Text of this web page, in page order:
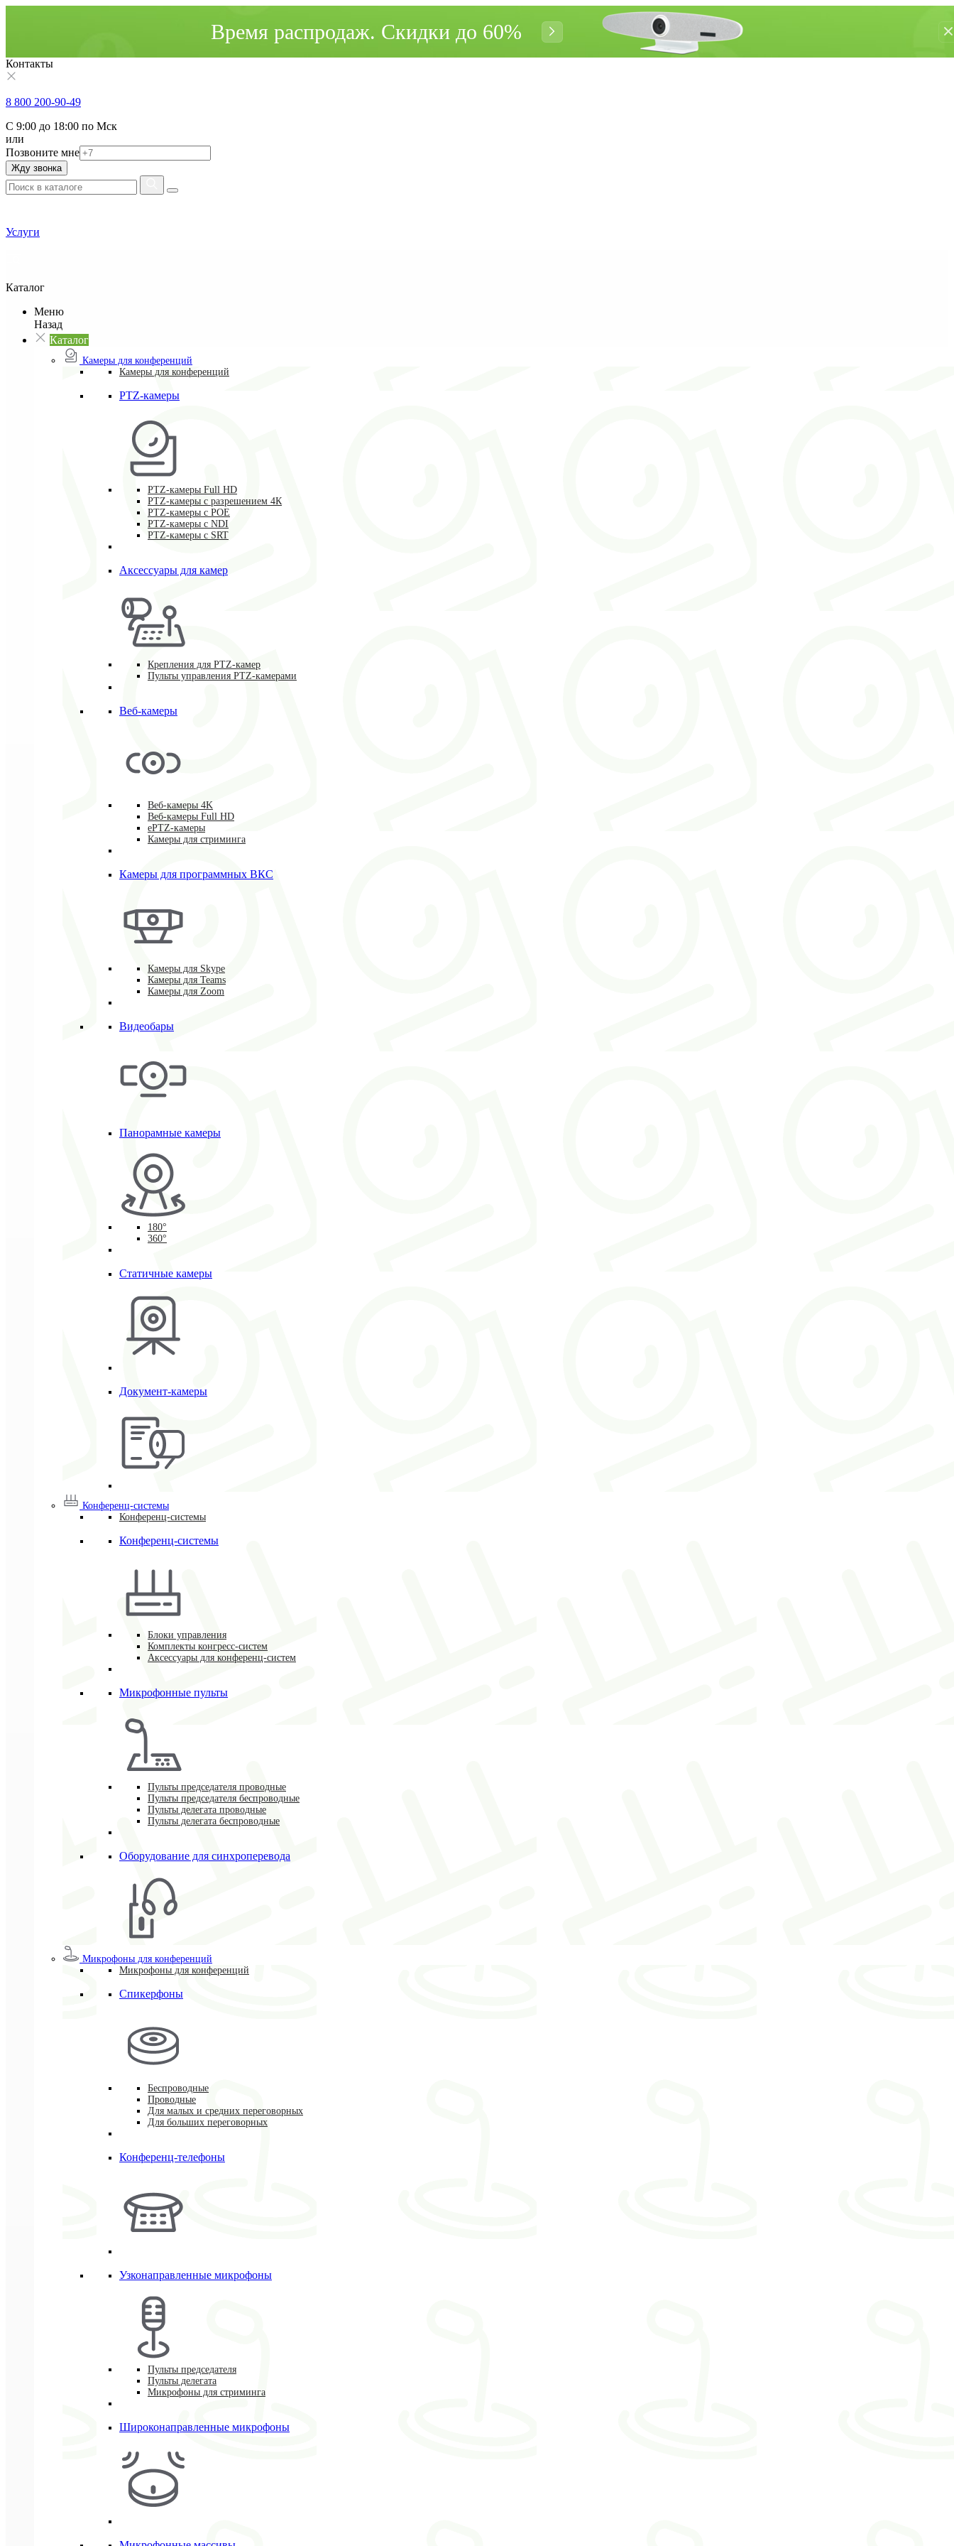
Время распродаж. Cкидки до 60%
Контакты
8 800 200-90-49
С 9:00 до 18:00 по Мск
или
Позвоните мне
Жду звонка
Услуги
Каталог
Меню
Назад
Каталог
Камеры для конференций
Камеры для конференций
PTZ-камеры
PTZ-камеры Full HD
PTZ-камеры с разрешением 4К
PTZ-камеры с POE
PTZ-камеры c NDI
PTZ-камеры с SRT
Аксессуары для камер
Крепления для PTZ-камер
Пульты управления PTZ-камерами
Веб-камеры
Веб-камеры 4K
Веб-камеры Full HD
ePTZ-камеры
Камеры для стриминга
Камеры для программных ВКС
Камеры для Skype
Камеры для Teams
Камеры для Zoom
Видеобары
Панорамные камеры
180°
360°
Статичные камеры
Документ-камеры
Конференц-системы
Конференц-системы
Конференц-системы
Блоки управления
Комплекты конгресс-систем
Аксессуары для конференц-систем
Микрофонные пульты
Пульты председателя проводные
Пульты председателя беспроводные
Пульты делегата проводные
Пульты делегата беспроводные
Оборудование для синхроперевода
Микрофоны для конференций
Микрофоны для конференций
Спикерфоны
Беспроводные
Проводные
Для малых и средних переговорных
Для больших переговорных
Конференц-телефоны
Узконаправленные микрофоны
Пульты председателя
Пульты делегата
Микрофоны для стриминга
Широконаправленные микрофоны